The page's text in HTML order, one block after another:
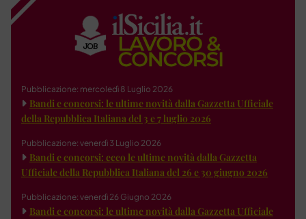
Pubblicazione: mercoledì 8 Luglio 2026
Bandi e concorsi: le ultime novità dalla Gazzetta Ufficiale
della Repubblica Italiana del 3 e 7 luglio 2026
Pubblicazione: venerdì 3 Luglio 2026
Bandi e concorsi: ecco le ultime novità dalla Gazzetta
Ufficiale della Repubblica Italiana del 26 e 30 giugno 2026
Pubblicazione: venerdì 26 Giugno 2026
Bandi e concorsi: le ultime novità dalla Gazzetta Ufficiale